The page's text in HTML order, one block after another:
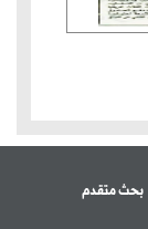
بحث متقدم